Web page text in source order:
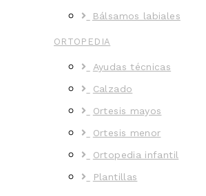
Bálsamos labiales
ORTOPEDIA
Ayudas técnicas
Calzado
Ortesis mayos
Ortesis menor
Ortopedia infantil
Plantillas